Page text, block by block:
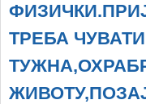
ТРЕБА